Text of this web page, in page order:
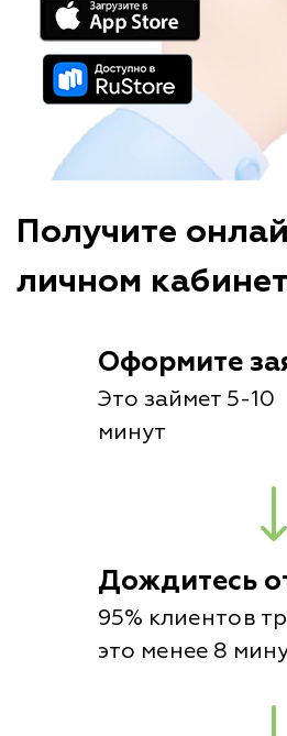
Получите
личном
Оформите
Это займет 5-10
минут
Дождитесь
95% клиентов
это менее 8